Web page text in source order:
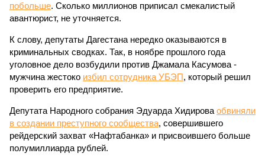
побольше. Сколько миллионов приписал смекалистый
авантюрист, не уточняется.
К слову, депутаты Дагестана нередко оказываются в
криминальных сводках. Так, в ноябре прошлого года
уголовное дело возбудили против Джамала Касумова -
мужчина жестоко избил сотрудника УБЭП, который решил
проверить его предприятие.
Депутата Народного собрания Эдуарда Хидирова обвиняли
в создании преступного сообщества, совершившего
рейдерский захват «Нафтабанка» и присвоившего больше
полумиллиарда рублей.